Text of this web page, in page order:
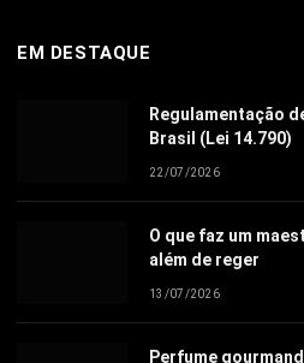
EM DESTAQUE
Regulamentação
Brasil (Lei 14.790)
22/07/2026
O que faz um
além de reger
13/07/2026
Perfume